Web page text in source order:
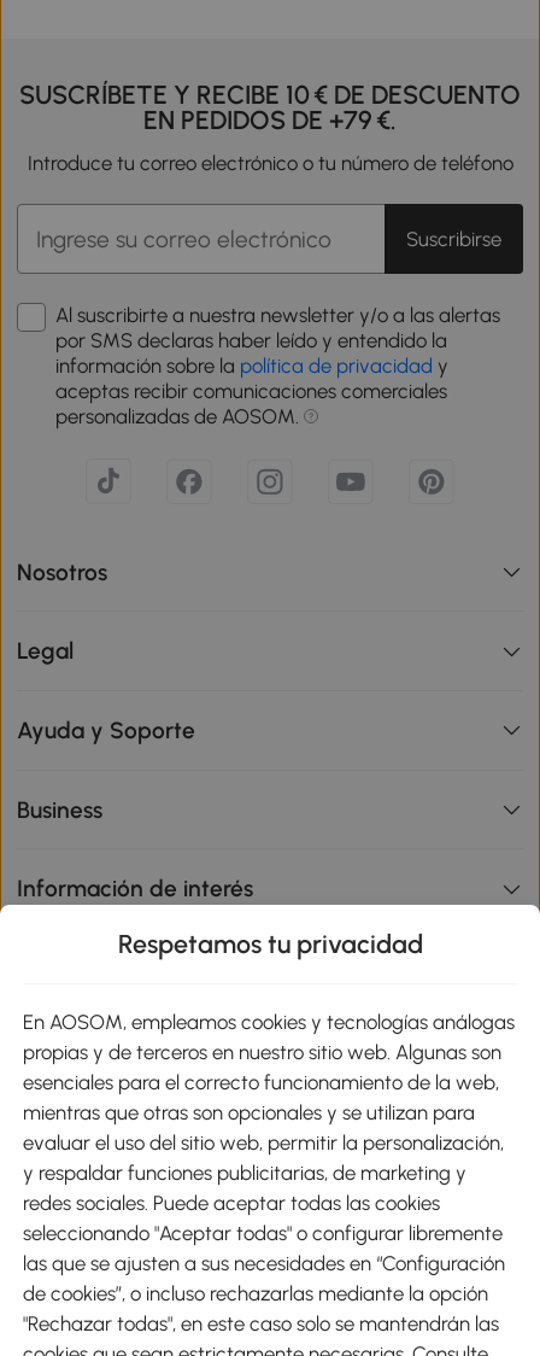
SUSCRÍBETE Y RECIBE 10 € DE DESCUENTO
EN PEDIDOS DE +79 €.
Introduce tu correo electrónico o tu número de teléfono
Suscribirse
Al suscribirte a nuestra newsletter y/o a las alertas
por SMS declaras haber leído y entendido la
información sobre la política de privacidad y
aceptas recibir comunicaciones comerciales
personalizadas de AOSOM.
Nosotros
Legal
Ayuda y Soporte
Business
Información de interés
Métodos de Pago
Envíos
Descargar Aosom App
Respetamos tu privacidad
En AOSOM, empleamos cookies y tecnologías análogas
propias y de terceros en nuestro sitio web. Algunas son
esenciales para el correcto funcionamiento de la web,
mientras que otras son opcionales y se utilizan para
evaluar el uso del sitio web, permitir la personalización,
y respaldar funciones publicitarias, de marketing y
redes sociales. Puede aceptar todas las cookies
seleccionando "Aceptar todas" o configurar libremente
las que se ajusten a sus necesidades en “Configuración
de cookies”, o incluso rechazarlas mediante la opción
"Rechazar todas", en este caso solo se mantendrán las